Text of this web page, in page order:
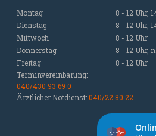
Montag
8 - 12 Uhr,
Dienstag
8 - 12 Uhr,
Mittwoch
8 - 12 Uhr
Donnerstag
8 - 12 Uhr,
Freitag
8 - 12 Uhr
Terminvereinbarung:
040/430 93 69 0
Ärztlicher Notdienst:040/22 80 22